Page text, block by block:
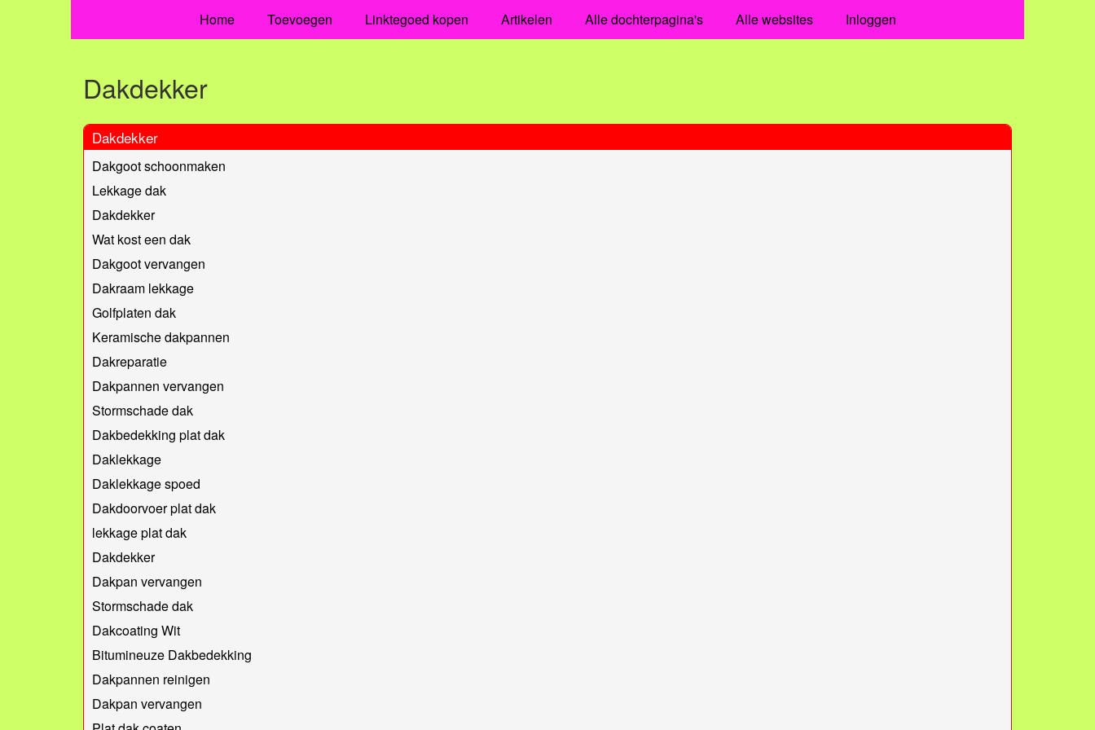
Home Toevoegen Linktegoed kopen Artikelen Alle dochterpagina's Alle websites Inloggen
Dakdekker
Dakdekker
Dakgoot schoonmaken
Lekkage dak
Dakdekker
Wat kost een dak
Dakgoot vervangen
Dakraam lekkage
Golfplaten dak
Keramische dakpannen
Dakreparatie
Dakpannen vervangen
Stormschade dak
Dakbedekking plat dak
Daklekkage
Daklekkage spoed
Dakdoorvoer plat dak
lekkage plat dak
Dakdekker
Dakpan vervangen
Stormschade dak
Dakcoating Wit
Bitumineuze Dakbedekking
Dakpannen reinigen
Dakpan vervangen